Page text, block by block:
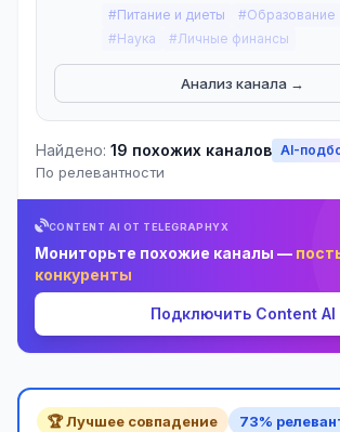
#Питание и диеты #Образование
#Наука
#Личные финансы
Анализ канала →
Найдено: 19 похожих каналов AI-
По релевантности
CONTENT AI ОТ TELEGRAPHYX
Мониторьте похожие каналы —
конкуренты
Подключить Content AI
🏆 Лучшее совпадение 73%